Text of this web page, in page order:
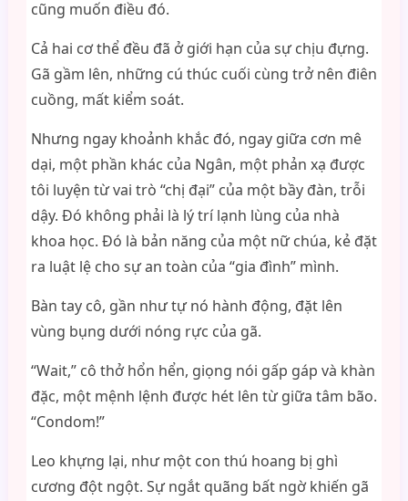
cũng muốn điều đó.
Cả hai cơ thể đều đã ở giới hạn của sự chịu đựng.
Gã gầm lên, những cú thúc cuối cùng trở nên điên
cuồng, mất kiểm soát.
Nhưng ngay khoảnh khắc đó, ngay giữa cơn mê
dại, một phần khác của Ngân, một phản xạ được
tôi luyện từ vai trò “chị đại” của một bầy đàn, trỗi
dậy. Đó không phải là lý trí lạnh lùng của nhà
khoa học. Đó là bản năng của một nữ chúa, kẻ đặt
ra luật lệ cho sự an toàn của “gia đình” mình.
Bàn tay cô, gần như tự nó hành động, đặt lên
vùng bụng dưới nóng rực của gã.
“Wait,” cô thở hổn hển, giọng nói gấp gáp và khàn
đặc, một mệnh lệnh được hét lên từ giữa tâm bão.
“Condom!”
Leo khựng lại, như một con thú hoang bị ghì
cương đột ngột. Sự ngắt quãng bất ngờ khiến gã